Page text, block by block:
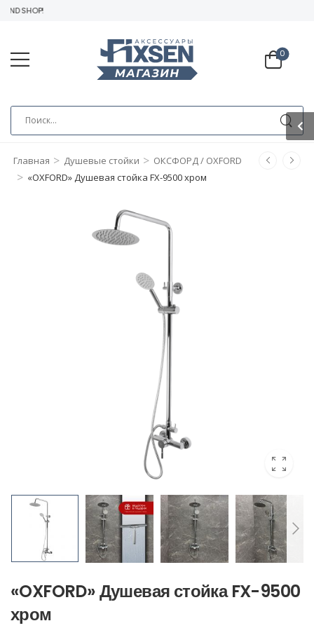
SHOP!
0
Главная > Душевые стойки > ОКСФОРД / OXFORD
> «OXFORD» Душевая стойка FX-9500 хром
«OXFORD» Душевая стойка FX-9500
хром